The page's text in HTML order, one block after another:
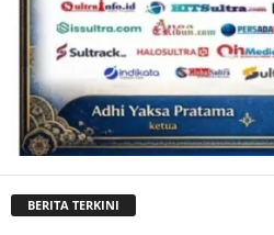
BERITA TERKINI